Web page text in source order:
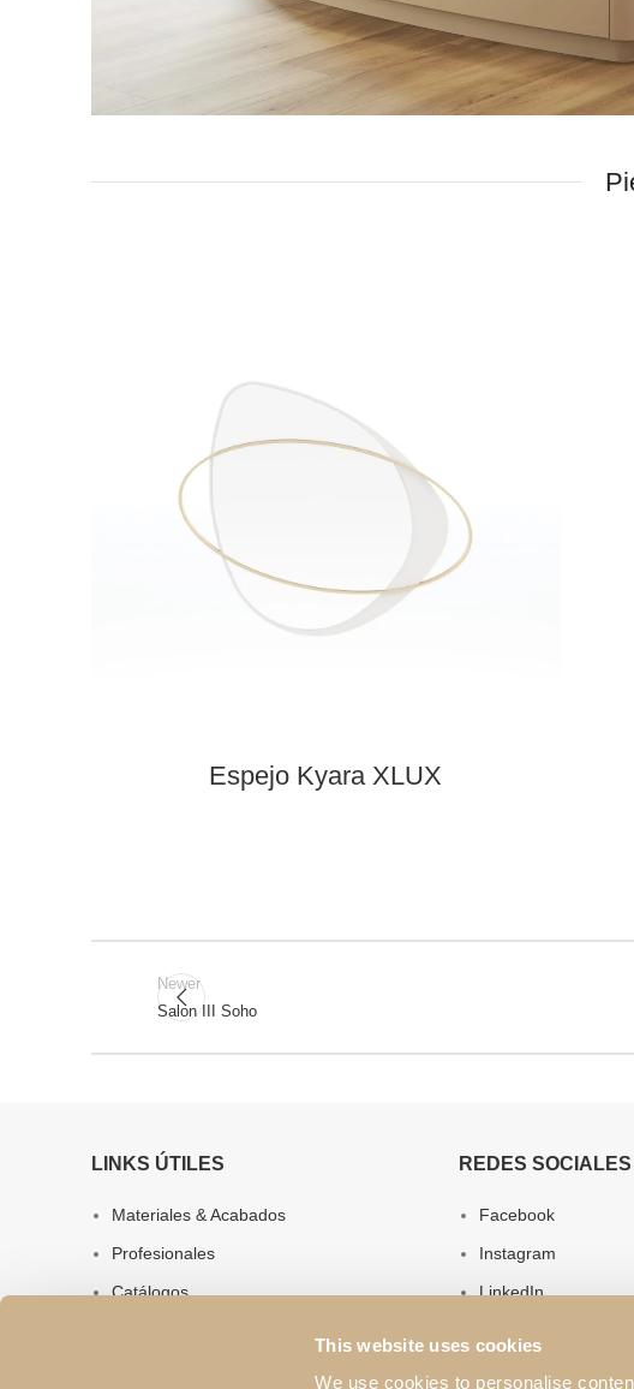
This website uses cookies
We use cookies to personalise
Mesita de Noche Kyara XLUX
Newer
Salon III Soho
LINKS ÚTILES
Materiales & Acabados
Profesionales
Catálogos
REDES SOCIALES
Facebook
Instagram
LinkedIn